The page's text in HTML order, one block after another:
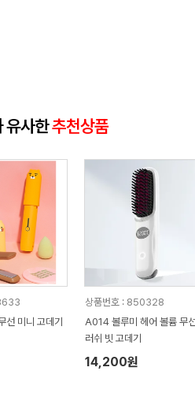
유사한추천상품
선 미니 고데기
상품번호 : 850328
A014 볼루미 헤어 볼륨 무
러쉬 빗 고데기
14,200원